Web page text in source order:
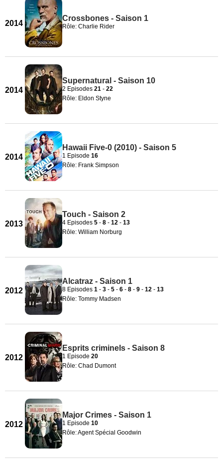
2014
Crossbones - Saison 1
Rôle: Charlie Rider
2014
Supernatural - Saison 10
2 Episodes 21 - 22
Rôle: Eldon Styne
2014
Hawaii Five-0 (2010) - Saison 5
1 Episode 16
Rôle: Frank Simpson
2013
Touch - Saison 2
4 Episodes 5 - 8 - 12 - 13
Rôle: William Norburg
2012
Alcatraz - Saison 1
8 Episodes 1 - 3 - 5 - 6 - 8 - 9 - 12 - 13
Rôle: Tommy Madsen
2012
Esprits criminels - Saison 8
1 Episode 20
Rôle: Chad Dumont
2012
Major Crimes - Saison 1
1 Episode 10
Rôle: Agent Spécial Goodwin